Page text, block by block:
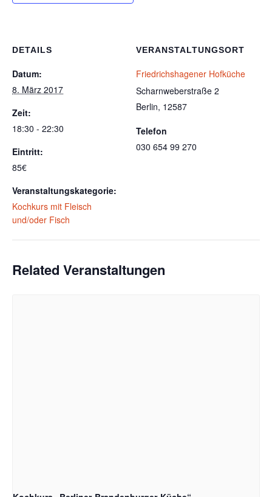
DETAILS
Datum:
8. März 2017
Zeit:
18:30 - 22:30
Eintritt:
85€
Veranstaltungskategorie:
Kochkurs mit Fleisch
und/oder Fisch
VERANSTALTUNGSORT
Friedrichshagener Hofküche
Scharnweberstraße 2
Berlin, 12587
Telefon
030 654 99 270
Related Veranstaltungen